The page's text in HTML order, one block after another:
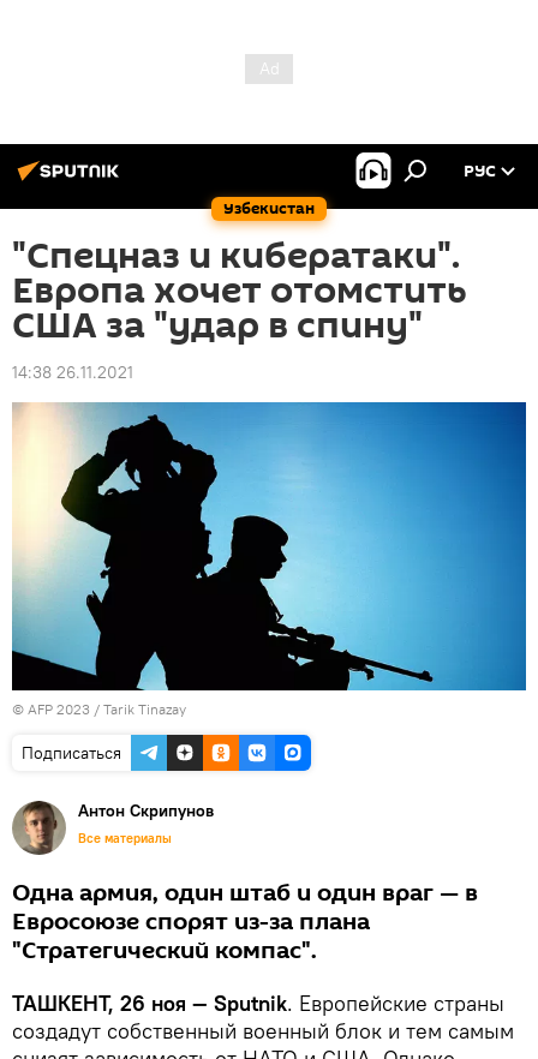
Узбекистан
РУС
"Спецназ и кибератаки".
Европа хочет отомстить
США за "удар в спину"
14:38 26.11.2021
© AFP 2023 / Tarik Tinazay
Подписаться
Антон Скрипунов
Все материалы
Одна армия, один штаб и один враг — в
Евросоюзе спорят из-за плана
"Стратегический компас".
ТАШКЕНТ, 26 ноя — Sputnik. Европейские страны
создадут собственный военный блок и тем самым